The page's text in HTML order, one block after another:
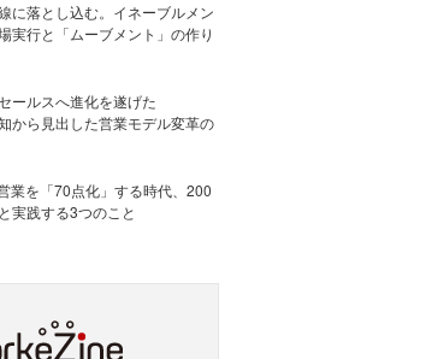
に落とし込む。イネーブルメン
実行と「ムーブメント」の作り
ールスへ進化を遂げた
から見出した営業モデル変革の
業を「70点化」する時代、200
実践する3つのこと